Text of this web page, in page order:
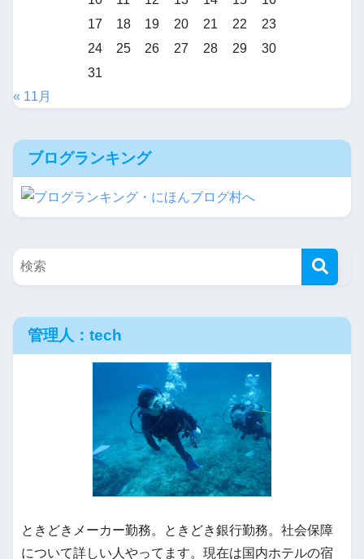
17
18 19 20 21 22
23
24
25 26 27 28 29
30
31
« 11月
ブログランキング
管理人：tech
ときどきメーカー勤務。ときどき銀行勤務。社会保障
について詳しい人やってます。現在は国内ホテルの宿